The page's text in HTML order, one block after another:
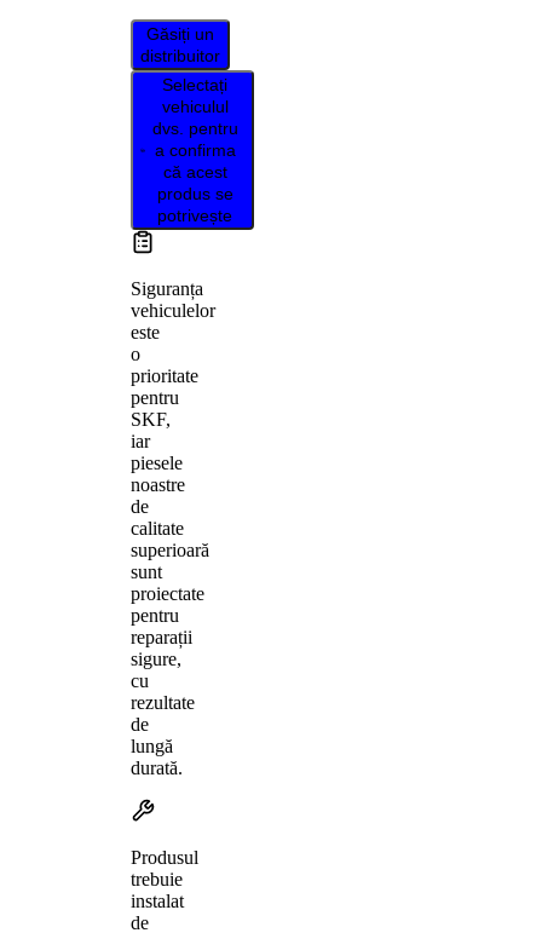
Găsiți un
distribuitor
Selectați
vehiculul
dvs. pentru
a confirma
că acest
produs se
potrivește
Siguranța
vehiculelor
este
o
prioritate
pentru
SKF,
iar
piesele
noastre
de
calitate
superioară
sunt
proiectate
pentru
reparații
sigure,
cu
rezultate
de
lungă
durată.
Produsul
trebuie
instalat
de